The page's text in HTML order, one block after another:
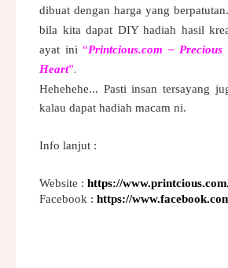
dibuat dengan harga yang
bila kita dapat DIY hadiah hasil
ayat ini“Printcious.com –
Heart”.
Hehehehe... Pasti insan tersayang
kalau dapat hadiah macam ni.
Info lanjut :
Website : https://
Facebook : https://